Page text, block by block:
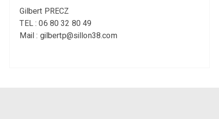
Gilbert PRECZ
TEL : 06 80 32 80 49
Mail : gilbertp@sillon38.com